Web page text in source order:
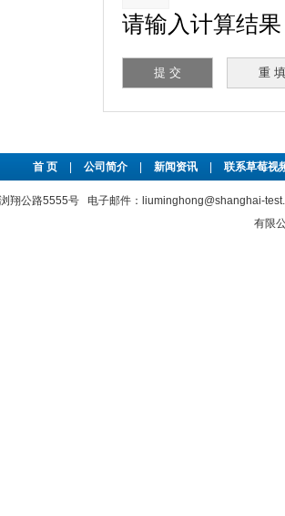
请输入计算结果
首 页 公司简介 新闻资讯 联系草莓视
浏翔公路5555号 电子邮件：liuminghong@shanghai-
有限公